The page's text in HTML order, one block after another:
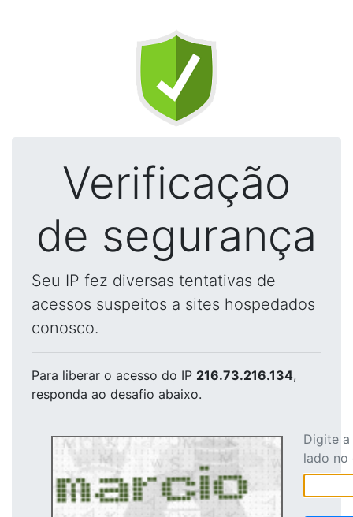
Verificação
de segurança
Seu IP fez diversas tentativas de
acessos suspeitos a sites hospedados
conosco.
Para liberar o acesso do IP 216.73.216.134,
responda ao desafio abaixo.
Digite
lado no